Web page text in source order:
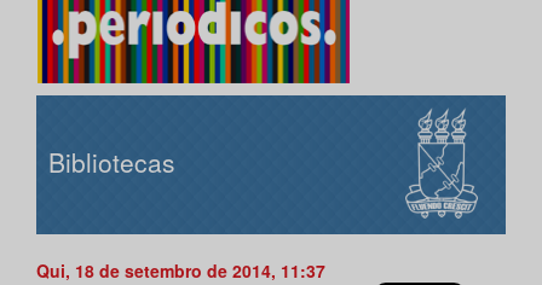
Bibliotecas
Qui, 18 de setembro de 2014, 11:37